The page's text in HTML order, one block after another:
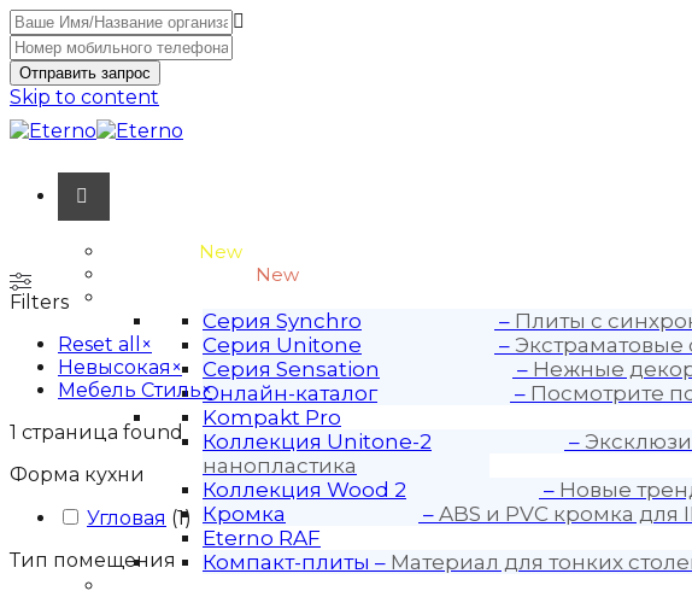
Отправить запрос
Skip to content
New
New
Серия Synchro – Плиты с
Серия Unitone
–
Серия Sensation
– Нежные
Онлайн-каталог
– Посмотрите
Kompakt Pro
Коллекция Unitone-2
–
нанопластика
Коллекция Wood 2
– Новые
Кромка
– ABS и PVC кромка для
Eterno RAF
Компакт-плиты – Материал для тонких
Filters
Reset all
×
Невысокая ×
Мебель Стиль×
1 страница found
Форма кухни
Угловая (1)
Тип помещения